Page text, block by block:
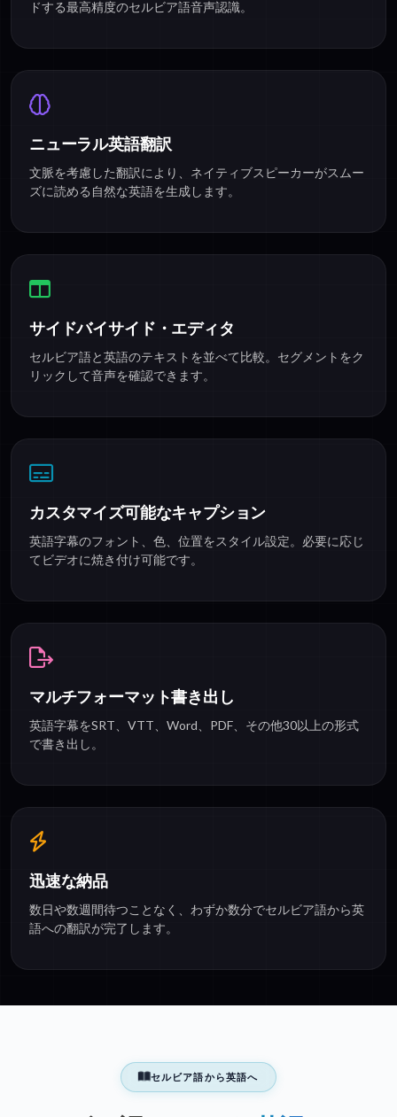
ドする最高精度のセルビア語音声認識。
ニューラル英語翻訳
文脈を考慮した翻訳により、ネイティブスピーカーがスムー
ズに読める自然な英語を生成します。
サイドバイサイド・エディタ
セルビア語と英語のテキストを並べて比較。セグメントをク
リックして音声を確認できます。
カスタマイズ可能なキャプション
英語字幕のフォント、色、位置をスタイル設定。必要に応じ
てビデオに焼き付け可能です。
マルチフォーマット書き出し
英語字幕をSRT、VTT、Word、PDF、その他30以上の形式
で書き出し。
迅速な納品
数日や数週間待つことなく、わずか数分でセルビア語から英
語への翻訳が完了します。
セルビア語から英語へ